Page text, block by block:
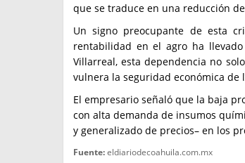
que se traduce en una reducción
Un signo preocupante de esta
rentabilidad en el agro ha
Villarreal, esta dependencia no
vulnera la seguridad económica
El empresario señaló que la baja
con alta demanda de insumos
y generalizado de precios– en los
Fuente:eldiariodecoahuila.com.mx